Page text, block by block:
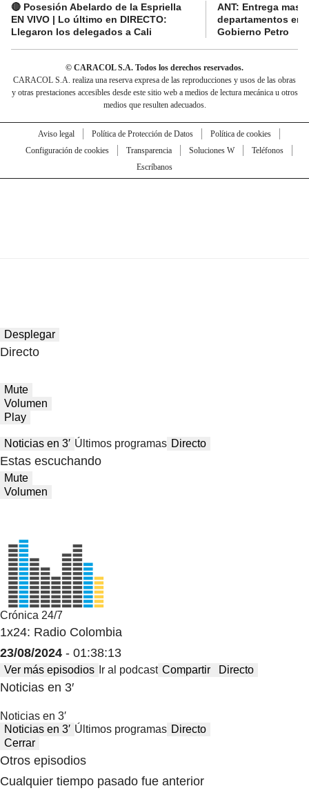
🔴 Posesión Abelardo de la Espriella
EN VIVO | Lo último en DIRECTO:
Llegaron los delegados a Cali
ANT: Entrega
departamentos en
Gobierno Petro
© CARACOL S.A. Todos los derechos reservados.
CARACOL S.A. realiza una reserva expresa de las reproducciones y usos de las obras
y otras prestaciones accesibles desde este sitio web a medios de lectura mecánica u otros
medios que resulten adecuados.
Aviso legal Política de Protección de Datos
Política de cookies
Configuración de cookies
Transparencia Soluciones W
Teléfonos
Escríbanos
Desplegar
Directo
Mute
Volumen
Play
Noticias en 3′ Últimos programas Directo
Estas escuchando
Mute
Volumen
Crónica 24/7
1x24: Radio Colombia
23/08/2024 - 01:38:13
Ver más episodios Ir al podcast Compartir Directo
Noticias en 3′
Noticias en 3′
Noticias en 3′ Últimos programas Directo
Cerrar
Otros episodios
Cualquier tiempo pasado fue anterior